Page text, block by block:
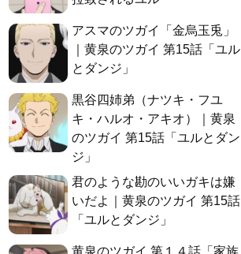
アスマのツガイ「金烏玉兎」
｜黄泉のツガイ 第15話「ユル
とダンジ」
黒谷四姉弟（ナツキ・フユ
キ・ハルオ・アキオ）｜黄泉
のツガイ 第15話「ユルとダン
ジ」
君のような勘のいいガキは嫌
いだよ｜黄泉のツガイ 第15話
「ユルとダンジ」
黄泉のツガイ 第１４話「家族